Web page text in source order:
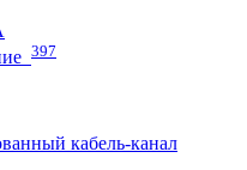
397
кабель-канал